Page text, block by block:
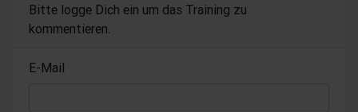
Bitte logge Dich ein um das Training zu
kommentieren.
E-Mail